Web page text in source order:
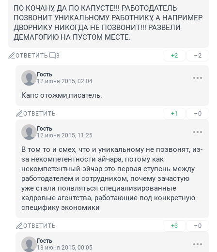
ПО КОЧАНУ, ДА ПО КАПУСТЕ!!! РАБОТОДАТЕЛЬ
ПОЗВОНИТ УНИКАЛЬНОМУ РАБОТНИКУ, А НАПРИМЕР
ДВОРНИКУ НИКОГДА НЕ ПОЗВОНИТ!!! РАЗВЕЛИ
ДЕМАГОГИЮ НА ПУСТОМ МЕСТЕ.
ОТВЕТИТЬ 3 +2 –2
Гость
12 июня 2015, 02:04
Капс отожми,писатель.
ОТВЕТИТЬ +1 –0
Гость
12 июня 2015, 11:25
В том то и смех, что и уникальному не позвонят, из-
за некомпетентности айчара, потому как
некомпетентный эйчар это первая ступень между
работодателем и сотрудником, почему зачастую
уже стали появляться специализированные
кадровые агентства, работающие под конкретную
специфику экономики
ОТВЕТИТЬ +3 –0
Гость
13 июня 2015, 00:05